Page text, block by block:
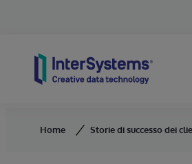
Home Storie di successo dei